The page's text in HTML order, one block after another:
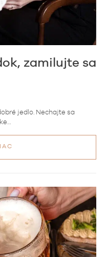
zamilujte sa
jedlo. Nechajte sa